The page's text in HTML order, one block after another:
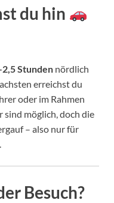
du hin
Stunden nördlich
erreichst du
oder im Rahmen
sind möglich, doch die
– also nur für
Besuch?